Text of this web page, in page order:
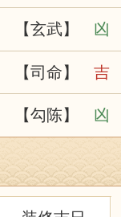
【玄武】 凶
【司命】 吉
【勾陈】 凶